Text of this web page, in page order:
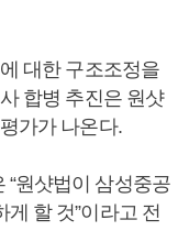
대한 구조조정을
합병 추진은 원샷
가가 나온다.
원샷법이 삼성중공
할 것”이라고 전